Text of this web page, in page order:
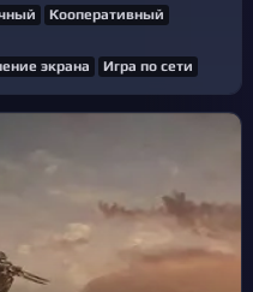
Кооперативный
экрана Игра по сети